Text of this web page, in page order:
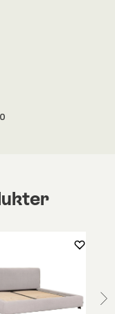
separat under tillval.
på att
kan ta av och
på vilket tyg man